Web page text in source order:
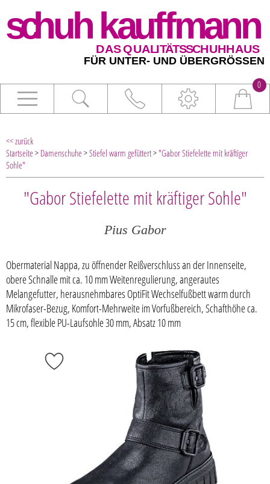
0
<< zurück
Startseite> Damenschuhe>Stiefel warm gefüttert> "Gabor Stiefelette mit kräftiger
Sohle"
"Gabor Stiefelette mit kräftiger Sohle"
Pius Gabor
Obermaterial Nappa, zu öffnender Reißverschluss an der Innenseite,
obere Schnalle mit ca. 10 mm Weitenregulierung, angerautes
Melangefutter, herausnehmbares OptiFit Wechselfußbett warm durch
Mikrofaser-Bezug, Komfort-Mehrweite im Vorfußbereich, Schafthöhe ca.
15 cm, flexible PU-Laufsohle 30 mm, Absatz 10 mm